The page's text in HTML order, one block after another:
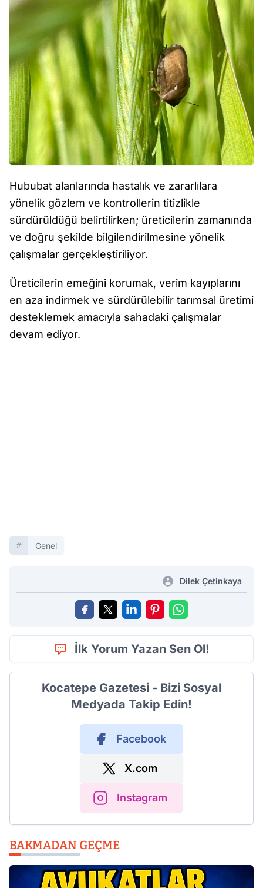
Hububat alanlarında hastalık ve zararlılara
yönelik gözlem ve kontrollerin titizlikle
sürdürüldüğü belirtilirken; üreticilerin zamanında
ve doğru şekilde bilgilendirilmesine yönelik
çalışmalar gerçekleştiriliyor.
Üreticilerin emeğini korumak, verim kayıplarını
en aza indirmek ve sürdürülebilir tarımsal üretimi
desteklemek amacıyla sahadaki çalışmalar
devam ediyor.
Genel
Dilek Çetinkaya
İlk Yorum Yazan Sen Ol!
Kocatepe Gazetesi - Bizi Sosyal
Medyada Takip Edin!
Facebook
X.com
Instagram
BAKMADAN GEÇME